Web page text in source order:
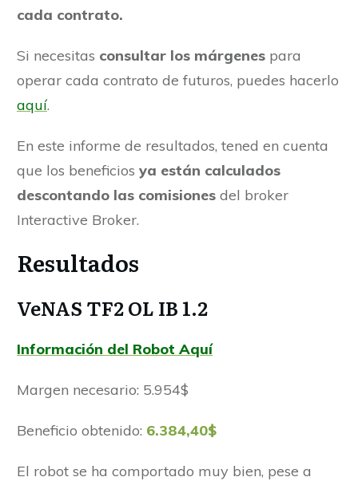
cada contrato.
Si necesitas consultar los márgenes para
operar cada contrato de futuros, puedes hacerlo
aquí.
En este informe de resultados, tened en cuenta
que los beneficios ya están calculados
descontando las comisiones del broker
Interactive Broker.
Resultados
VeNAS TF2 OL IB 1.2
Información del Robot Aquí
Margen necesario: 5.954$
Beneficio obtenido: 6.384,40$
El robot se ha comportado muy bien, pese a